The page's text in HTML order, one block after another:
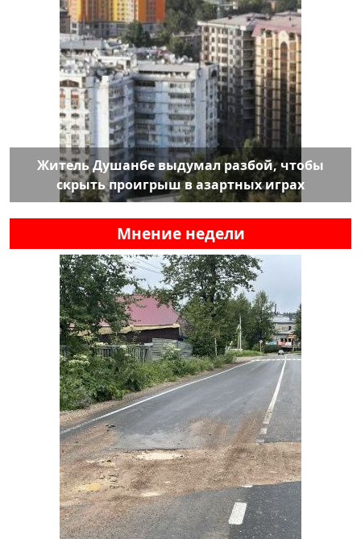
Житель Душанбе выдумал разбой, чтобы
скрыть проигрыш в азартных играх
Мнение недели